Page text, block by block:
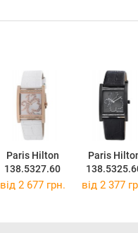
Paris Hilton
138.5327.60
Paris
від 2 677 грн. від 2 377